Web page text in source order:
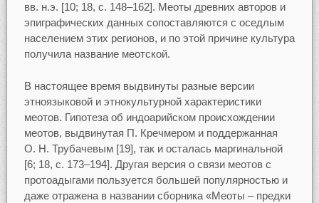
вв. н.э. [10; 18, c. 148–162]. Меоты древних авторов и
эпиграфических данных сопоставляются с оседлым
населением этих регионов, и по этой причине культура
получила название меотской.
В настоящее время выдвинуты разные версии
этноязыковой и этнокультурной характеристики
меотов. Гипотеза об индоарийском происхождении
меотов, выдвинутая П. Кречмером и поддержанная
О. Н. Трубачевым [19], так и осталась маргинальной
[6; 18, c. 173–194]. Другая версия о связи меотов с
протоадыгами пользуется большей популярностью и
даже отражена в названии сборника «Меоты – предки